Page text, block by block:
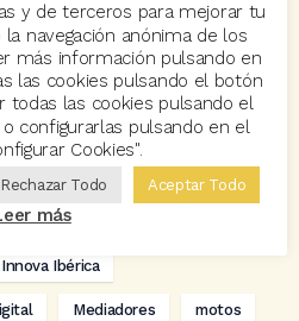
Allianz asisa autos
ayudas Bcover
Codeoscopic Academy
Coverize Decesos
formación
Innova Ibérica
Mediadores motos
y de terceros para mejorar tu
la navegación anónima de los
más información pulsando en
las cookies pulsando el botón
todas las cookies pulsando el
configurarlas pulsando en el
Cookies".
Rechazar Todo Aceptar Todo
más